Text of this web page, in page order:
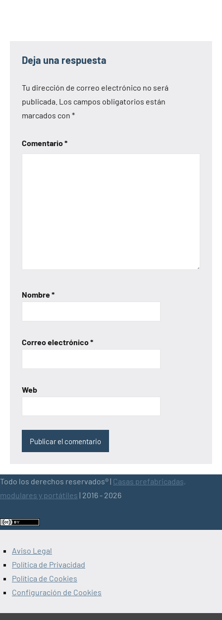
Deja una respuesta
Tu dirección de correo electrónico no será
publicada. Los campos obligatorios están
marcados con *
Comentario*
Nombre*
Correo electrónico*
Web
Todo los derechos reservados® | Casas prefabricadas,
modulares y portátiles | 2016 - 2026
Aviso Legal
Política de Privacidad
Política de Cookies
Configuración de Cookies